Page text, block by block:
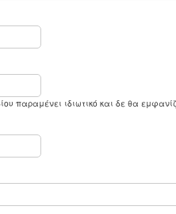
παραμένει ιδιωτικό και δε θα